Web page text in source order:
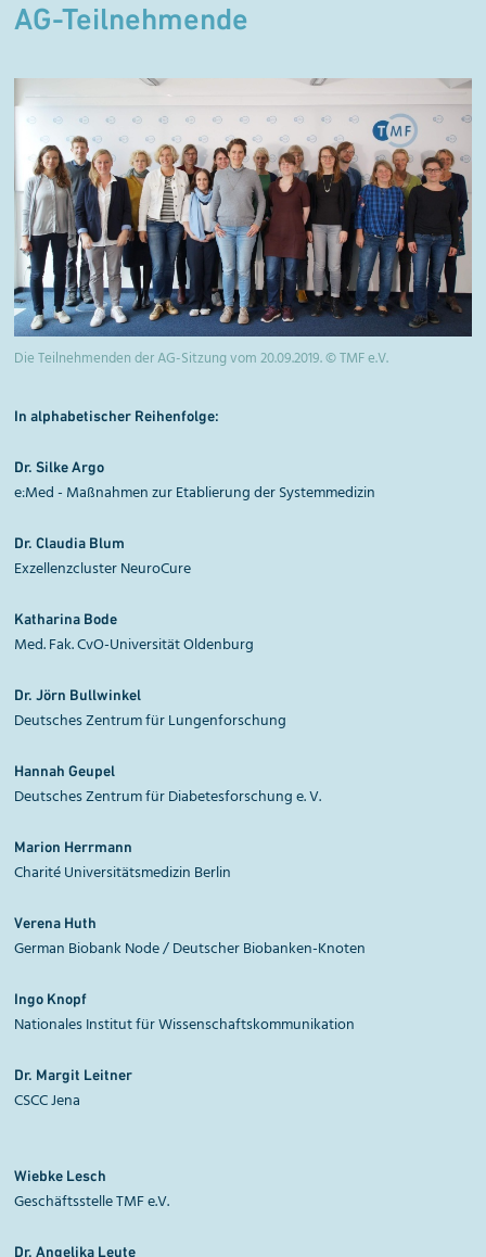
AG-Teilnehmende
Die Teilnehmenden der AG-Sitzung vom 20.09.2019. © TMF e.V.
In alphabetischer Reihenfolge:
Dr. Silke Argo
e:Med - Maßnahmen zur Etablierung der Systemmedizin
Dr. Claudia Blum
Exzellenzcluster NeuroCure
Katharina Bode
Med. Fak. CvO-Universität Oldenburg
Dr. Jörn Bullwinkel
Deutsches Zentrum für Lungenforschung
Hannah Geupel
Deutsches Zentrum für Diabetesforschung e. V.
Marion Herrmann
Charité Universitätsmedizin Berlin
Verena Huth
German Biobank Node / Deutscher Biobanken-Knoten
Ingo Knopf
Nationales Institut für Wissenschaftskommunikation
Dr. Margit Leitner
CSCC Jena
Wiebke Lesch
Geschäftsstelle TMF e.V.
Dr. Angelika Leute